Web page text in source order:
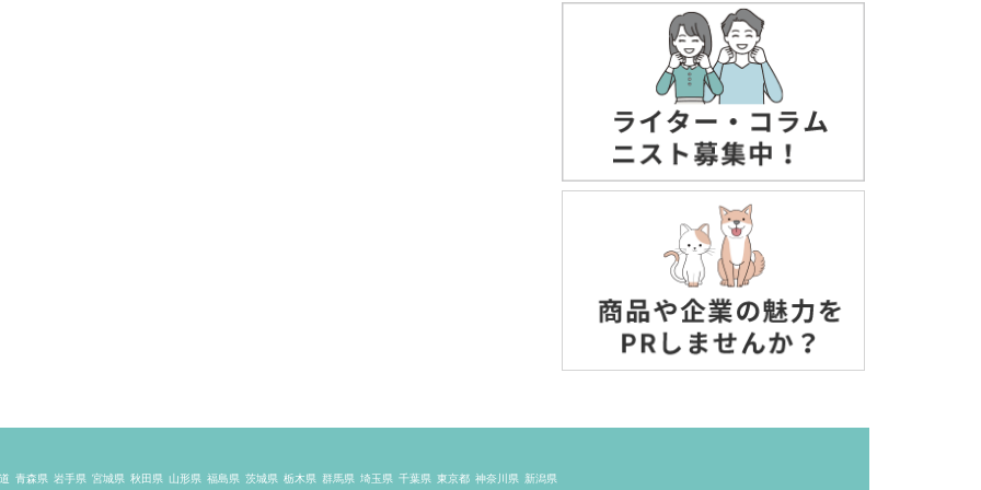
青森県 岩手県 宮城県 秋田県 山形県 福島県 茨城県 栃木県 群馬県 埼玉県 千葉県 東京都 神奈川県 新潟県